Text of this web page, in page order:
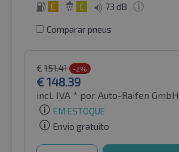
E C 73 dB
Comparar pneus
€ 151.41 -2%
€148.39
incl. IVA * por Auto-Raifen GmbH
EM ESTOQUE
Envio gratuito